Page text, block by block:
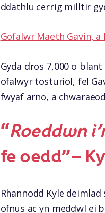
ddathlu cerrig milltir
Gofalwr Maeth Gavin,
Gyda dros 7,000 o
ofalwyr tosturiol, fel
fwyaf arno, a
“Roeddwn
fe oedd” –
Rhannodd Kyle
ofnus ac yn meddwl ei